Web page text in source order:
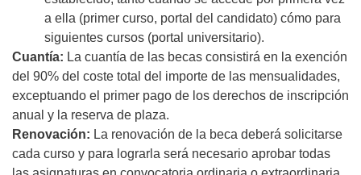
a ella (primer curso, portal del candidato) cómo para
siguientes cursos (portal universitario).
Cuantía: La cuantía de las becas consistirá en la exención
del 90% del coste total del importe de las mensualidades,
exceptuando el primer pago de los derechos de inscripción
anual y la reserva de plaza.
Renovación: La renovación de la beca deberá solicitarse
cada curso y para lograrla será necesario aprobar todas